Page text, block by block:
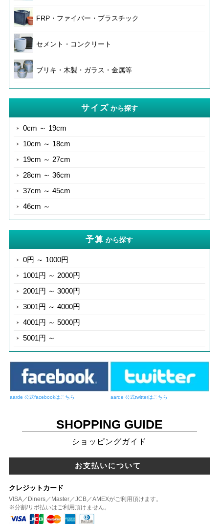
FRP・ファイバー・プラスチック
セメント・コンクリート
ブリキ・木製・ガラス・金属等
サイズ から探す
0cm ～ 19cm
10cm ～ 18cm
19cm ～ 27cm
28cm ～ 36cm
37cm ～ 45cm
46cm ～
予算 から探す
0円 ～ 1000円
1001円 ～ 2000円
2001円 ～ 3000円
3001円 ～ 4000円
4001円 ～ 5000円
5001円 ～
aarde 公式facebookはこちら aarde 公式twitterはこちら
SHOPPING GUIDE
ショッピングガイド
お支払いについて
クレジットカード
VISA／Diners／Master／JCB／AMEXがご利用頂けます。
※分割/リボ払いはご利用頂けません。